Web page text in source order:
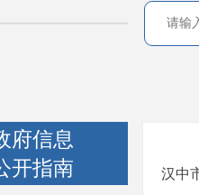
府信息
开指南
汉中